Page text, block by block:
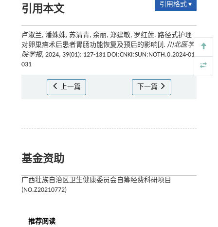
引用本文 引用格式 ▾
卢淑兰, 潘姝姝, 苏清青, 余丽, 郑建敏, 罗红莲. 路径式护理
对卵巢癌术后患者胃肠功能恢复及预后的影响[J]. 川北医学
院学报, 2024, 39(01): 127-131 DOI:CNKI:SUN:NOTH.0.2024-01-
031
上一篇 下一篇
基金资助
广西壮族自治区卫生健康委员会自筹经费科研项目
(NO.Z20210772)